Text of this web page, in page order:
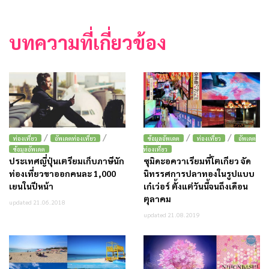
บทความที่เกี่ยวข้อง
ท่องเที่ยว / อัพเดตท่องเที่ยว /
ข้อมูลอัพเดต
ประเทศญี่ปุ่นเตรียมเก็บภาษีนัก
ท่องเที่ยวขาออกคนละ 1,000
เยนในปีหน้า
updated 21.06.2018
ข้อมูลอัพเดต / ท่องเที่ยว /
อัพเดต
ท่องเที่ยว
ซุมิดะอควาเรียมที่โตเกียว จัด
นิทรรศการปลาทองในรูปแบบ
เก๋เว่อร์ ตั้งแต่วันนี้จนถึงเดือน
ตุลาคม
updated 21.08.2019